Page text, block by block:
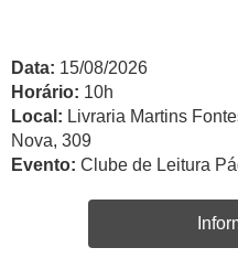
Data: 15/08/2026
Horário: 10h
Local: Livraria Martins
Nova, 309
Evento: Clube de Leitura